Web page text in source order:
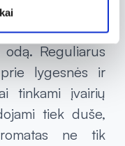
odą. Jų
ir aliejų, kurie
Reguliarus
lygesnės ir
tinkami įvairių
tiek duše,
ne tik